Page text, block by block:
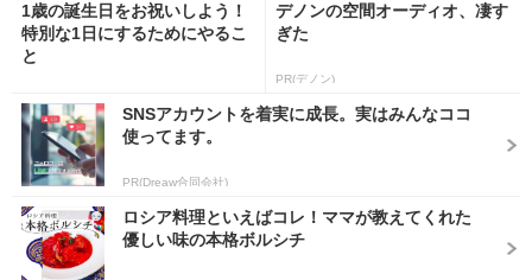
1歳の誕生日をお祝いしよう！
特別な1日にするためにやるこ
と
デノンの空間オーディオ、凄す
ぎた
PR(デノン)
SNSアカウントを着実に成長。実はみんなココ
使ってます。
PR(Dreaw合同会社)
ロシア料理といえばコレ！ママが教えてくれた
優しい味の本格ボルシチ